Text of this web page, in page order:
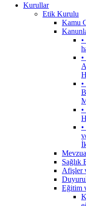
Kurullar
Etik Kurulu
Kamu
Sağlık
Afişler
Eğitim